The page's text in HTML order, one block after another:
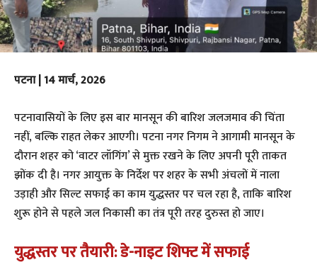
पटना | 14 मार्च, 2026
​पटनावासियों के लिए इस बार मानसून की बारिश जलजमाव की चिंता
नहीं, बल्कि राहत लेकर आएगी। पटना नगर निगम ने आगामी मानसून के
दौरान शहर को ‘वाटर लॉगिंग’ से मुक्त रखने के लिए अपनी पूरी ताकत
झोंक दी है। नगर आयुक्त के निर्देश पर शहर के सभी अंचलों में नाला
उड़ाही और सिल्ट सफाई का काम युद्धस्तर पर चल रहा है, ताकि बारिश
शुरू होने से पहले जल निकासी का तंत्र पूरी तरह दुरुस्त हो जाए।
युद्धस्तर पर तैयारी: डे-नाइट शिफ्ट में सफाई